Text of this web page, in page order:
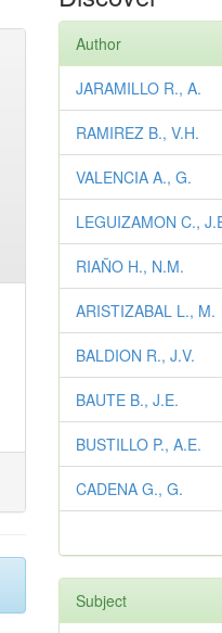
Author
JARAMILLO R., A.
RAMIREZ B., V.H.
VALENCIA A., G.
LEGUIZAMON C.,
RIAÑO H., N.M.
ARISTIZABAL L., M.
BALDION R., J.V.
BAUTE B., J.E.
BUSTILLO P., A.E.
CADENA G., G.
Subject